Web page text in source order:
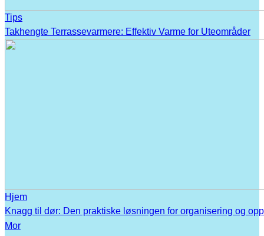
Tips
Takhengte Terrassevarmere: Effektiv Varme for Uteområder
Hjem
Knagg til dør: Den praktiske løsningen for organisering og
Mor